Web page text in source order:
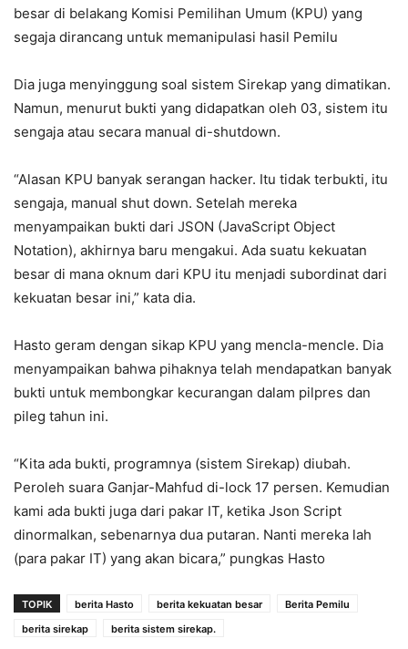
besar di belakang Komisi Pemilihan Umum (KPU) yang
segaja dirancang untuk memanipulasi hasil Pemilu
Dia juga menyinggung soal sistem Sirekap yang dimatikan.
Namun, menurut bukti yang didapatkan oleh 03, sistem itu
sengaja atau secara manual di-shutdown.
“Alasan KPU banyak serangan hacker. Itu tidak terbukti, itu
sengaja, manual shut down. Setelah mereka
menyampaikan bukti dari JSON (JavaScript Object
Notation), akhirnya baru mengakui. Ada suatu kekuatan
besar di mana oknum dari KPU itu menjadi subordinat dari
kekuatan besar ini,” kata dia.
Hasto geram dengan sikap KPU yang mencla-mencle. Dia
menyampaikan bahwa pihaknya telah mendapatkan banyak
bukti untuk membongkar kecurangan dalam pilpres dan
pileg tahun ini.
“Kita ada bukti, programnya (sistem Sirekap) diubah.
Peroleh suara Ganjar-Mahfud di-lock 17 persen. Kemudian
kami ada bukti juga dari pakar IT, ketika Json Script
dinormalkan, sebenarnya dua putaran. Nanti mereka lah
(para pakar IT) yang akan bicara,” pungkas Hasto
TOPIK berita Hasto berita kekuatan besar
Berita Pemilu
berita sirekap
berita sistem sirekap.